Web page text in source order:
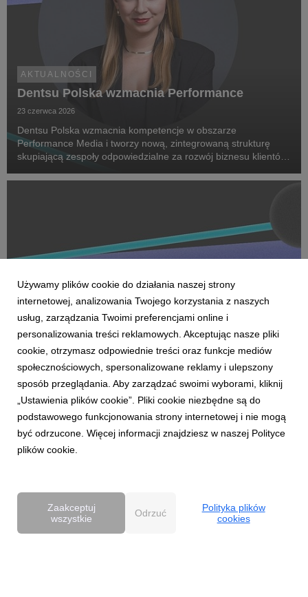
AKTUALNOŚCI
Dentsu Polska wzmacnia Performance
23 czerwca 2026
Dentsu Polska wzmacnia kompetencje w obszarze
Performance Media i tworzy nową, zintegrowaną strukturę
skupiającą zespoły odpowiedzialne za rozwój biznesu klientów
Na czele nowego obszaru stanęła Marta Bińczyk jako H...
AKTUALNOŚCI
Dentsu wzmacnia kompetencje Business
Transformation w Polsce
27 kwietnia 2026
Dentsu rozwija w Polsce kompetencje Business
Transformation (BX), wzmacniając swoją pozycję w obszarze
transformacji biznesowej w erze AI. Zespół BX, którym
Używamy plików cookie do działania naszej strony
internetowej, analizowania Twojego korzystania z naszych
usług, zarządzania Twoimi preferencjami online i
personalizowania treści reklamowych. Akceptując nasze pliki
cookie, otrzymasz odpowiednie treści oraz funkcje mediów
społecznościowych, spersonalizowane reklamy i ulepszony
sposób przeglądania. Aby zarządzać swoimi wyborami, kliknij
„Ustawienia plików cookie”. Pliki cookie niezbędne są do
podstawowego funkcjonowania strony internetowej i nie mogą
być odrzucone. Więcej informacji znajdziesz w naszej Polityce
plików cookie.
Zaakceptuj
wszystkie
Odrzuć
Polityka plików
cookies